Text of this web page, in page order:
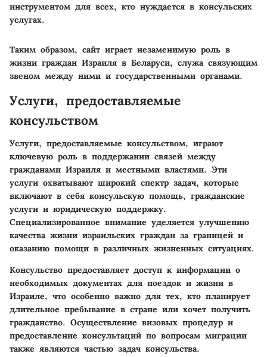
инструментом для всех, кто нуждается в консульских
услугах.
Таким образом, сайт играет незаменимую роль в
жизни граждан Израиля в Беларуси, служа связующим
звеном между ними и государственными органами.
Услуги, предоставляемые
консульством
Услуги, предоставляемые консульством, играют
ключевую роль в поддержании связей между
гражданами Израиля и местными властями. Эти
услуги охватывают широкий спектр задач, которые
включают в себя консульскую помощь, гражданские
услуги и юридическую поддержку.
Специализированное внимание уделяется улучшению
качества жизни израильских граждан за границей и
оказанию помощи в различных жизненных ситуациях.
Консульство предоставляет доступ к информации о
необходимых документах для поездок и жизни в
Израиле, что особенно важно для тех, кто планирует
длительное пребывание в стране или хочет получить
гражданство. Осуществление визовых процедур и
предоставление консультаций по вопросам миграции
также являются частью задач консульства.